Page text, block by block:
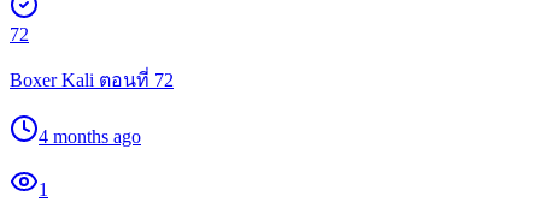
72
Boxer Kali ตอนที่ 72
4 months ago
1